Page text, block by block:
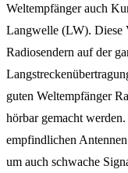
Weltempfänger auch
Langwelle (LW). Diese
Radiosendern auf der
guten Weltempfänger
hörbar gemacht
empfindlichen
um auch schwache